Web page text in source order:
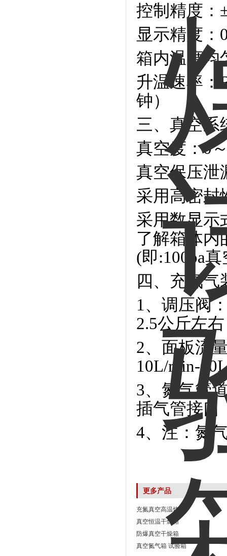
控制精度：
显示精
箱内温度均
升温速率
钟）
三、真空系
真空度：0
真空保压泄
采用高密封
采用数显示
了解箱体内
(即:100pa
四、充氮气
1、调压阀
2.5公斤左
2、面板流
10L/min-
3、氮气管
插气管接口
4、注：氮
更多产品
充氮真空高温烤箱
真空恒温干燥箱
防爆真空干燥箱
真空氮气箱 试验箱